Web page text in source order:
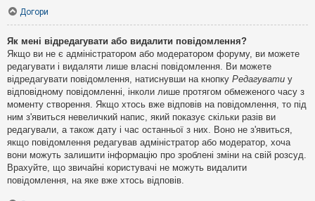
Догори
Як мені відредагувати або видалити повідомлення?
Якщо ви не є адміністратором або модератором форуму, ви можете
редагувати і видаляти лише власні повідомлення. Ви можете
відредагувати повідомлення, натиснувши на кнопку Редагувати у
відповідному повідомленні, інколи лише протягом обмеженого часу з
моменту створення. Якщо хтось вже відповів на повідомлення, то під
ним з'явиться невеличкий напис, який показує скільки разів ви
редагували, а також дату і час останньої з них. Воно не з'явиться,
якщо повідомлення редагував адміністратор або модератор, хоча
вони можуть залишити інформацію про зроблені зміни на свій розсуд.
Врахуйте, що звичайні користувачі не можуть видалити
повідомлення, на яке вже хтось відповів.